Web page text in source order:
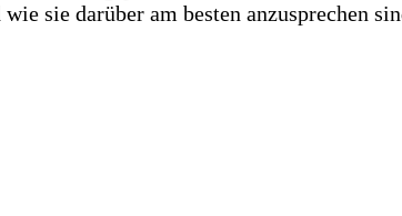
sie darüber am besten anzusprechen